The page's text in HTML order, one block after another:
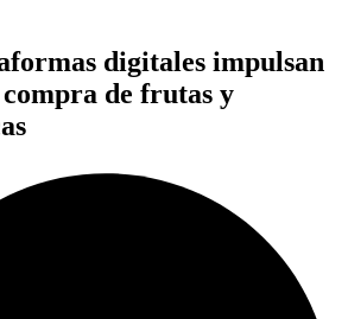
digitales impulsan
de frutas y